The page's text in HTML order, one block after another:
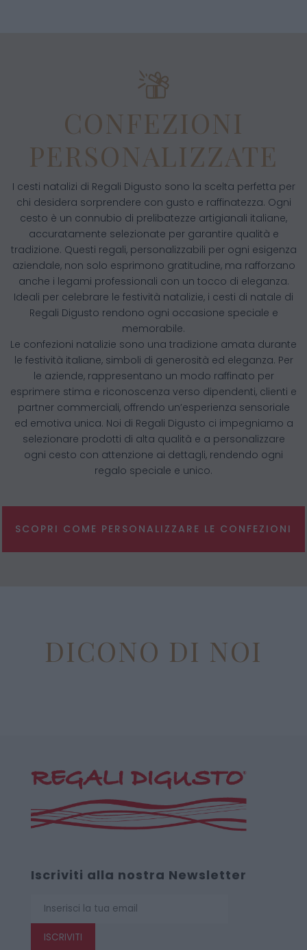
CONFEZIONI
PERSONALIZZATE
I cesti natalizi di Regali Digusto sono la scelta perfetta per
chi desidera sorprendere con gusto e raffinatezza. Ogni
cesto è un connubio di prelibatezze artigianali italiane,
accuratamente selezionate per garantire qualità e
tradizione. Questi regali, personalizzabili per ogni esigenza
aziendale, non solo esprimono gratitudine, ma rafforzano
anche i legami professionali con un tocco di eleganza.
Ideali per celebrare le festività natalizie, i cesti di natale di
Regali Digusto rendono ogni occasione speciale e
memorabile.
Le confezioni natalizie sono una tradizione amata durante
le festività italiane, simboli di generosità ed eleganza. Per
le aziende, rappresentano un modo raffinato per
esprimere stima e riconoscenza verso dipendenti, clienti e
partner commerciali, offrendo un’esperienza sensoriale
ed emotiva unica. Noi di Regali Digusto ci impegniamo a
selezionare prodotti di alta qualità e a personalizzare
ogni cesto con attenzione ai dettagli, rendendo ogni
regalo speciale e unico.
SCOPRI COME PERSONALIZZARE LE CONFEZIONI
DICONO DI NOI
Iscriviti alla nostra Newsletter
ISCRIVITI